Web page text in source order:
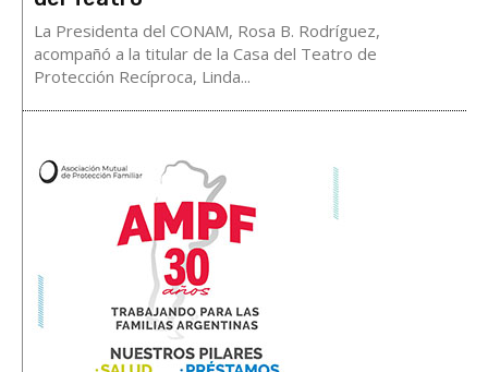
La Presidenta del CONAM, Rosa B. Rodríguez,
acompañó a la titular de la Casa del Teatro de
Protección Recíproca, Linda...